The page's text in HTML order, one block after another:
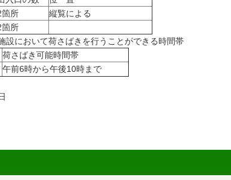
箇所
縦覧による
箇所
において荷さばきを行うことができる時間帯
荷さばき可能時間帯
午前6時から午後10時まで